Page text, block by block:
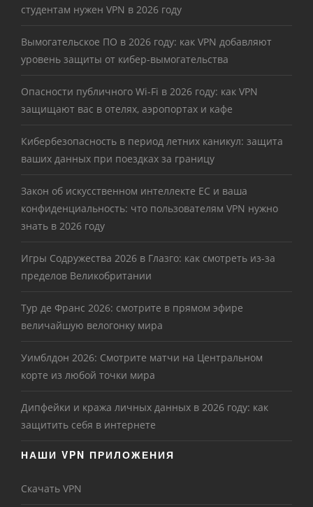
студентам нужен VPN в 2026 году
Вымогательское ПО в 2026 году: как VPN добавляют
уровень защиты от кибер-вымогательства
Опасности публичного Wi-Fi в 2026 году: как VPN
защищают вас в отелях, аэропортах и кафе
Кибербезопасность в период летних каникул: защита
ваших данных при поездках за границу
Закон об искусственном интеллекте ЕС и ваша
конфиденциальность: что пользователям VPN нужно
знать в 2026 году
Игры Содружества 2026 в Глазго: как смотреть из-за
пределов Великобритании
Тур де Франс 2026: смотрите в прямом эфире
величайшую велогонку мира
Уимблдон 2026: Смотрите матчи на Центральном
корте из любой точки мира
Дипфейки и кража личных данных в 2026 году: как
защитить себя в интернете
НАШИ VPN ПРИЛОЖЕНИЯ
Скачать VPN